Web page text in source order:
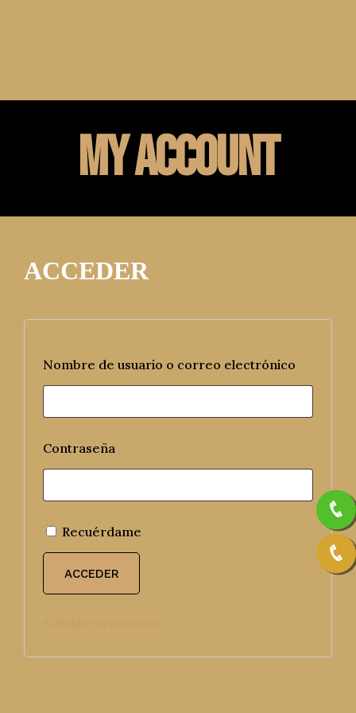
My account
ACCEDER
Nombre de usuario o correo electrónico
Contraseña
Recuérdame
ACCEDER